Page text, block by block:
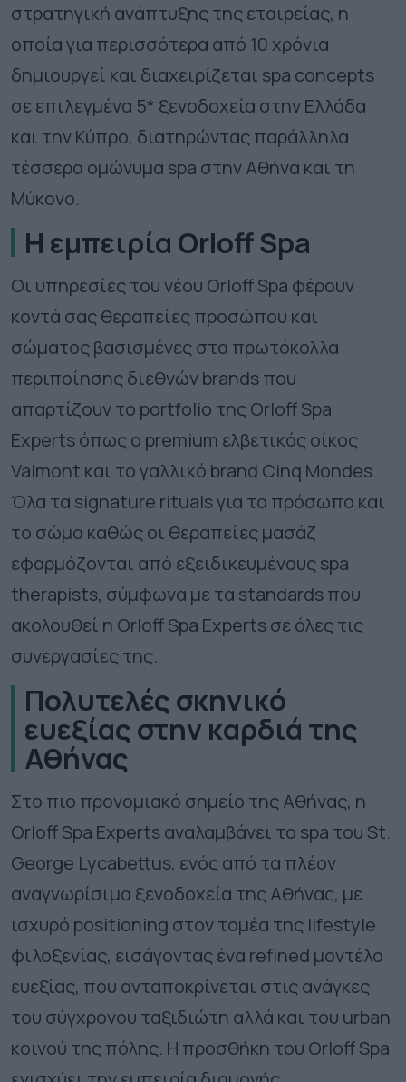
στρατηγική ανάπτυξης της εταιρείας, η
οποία για περισσότερα από 10 χρόνια
δημιουργεί και διαχειρίζεται spa concepts
σε επιλεγμένα 5* ξενοδοχεία στην Ελλάδα
και την Κύπρο, διατηρώντας παράλληλα
τέσσερα ομώνυμα spa στην Αθήνα και τη
Μύκονο.
H εμπειρία OrloffSpa
Οι υπηρεσίες του νέου OrloffSpa φέρουν
κοντά σας θεραπείες προσώπου και
σώματος βασισμένες στα πρωτόκολλα
περιποίησης διεθνώνbrandsπου
απαρτίζουν το portfolio τηςOrloffSpa
Expertsόπως ο premium ελβετικός οίκος
Valmont και το γαλλικό brand Cinq Mondes.
Όλα τα signature ritualsγια το πρόσωπο και
το σώμα καθώς οι θεραπείες μασάζ
εφαρμόζονται από εξειδικευμένουςspa
therapists, σύμφωνα με τα standardsπου
ακολουθεί η OrloffSpa Expertsσε όλες τις
συνεργασίες της.
Πολυτελές σκηνικό
ευεξίας στην καρδιά της
Αθήνας
Στο πιο προνομιακό σημείο της Αθήνας, η
Orloff Spa Experts αναλαμβάνει το spa του St.
George Lycabettus, ενός από τα πλέον
αναγνωρίσιμα ξενοδοχεία της Αθήνας, με
ισχυρό positioning στον τομέα της lifestyle
φιλοξενίας, εισάγοντας ένα refined μοντέλο
ευεξίας, που ανταποκρίνεται στις ανάγκες
του σύγχρονου ταξιδιώτη αλλά και του urban
κοινού της πόλης. Η προσθήκη του OrloffSpa